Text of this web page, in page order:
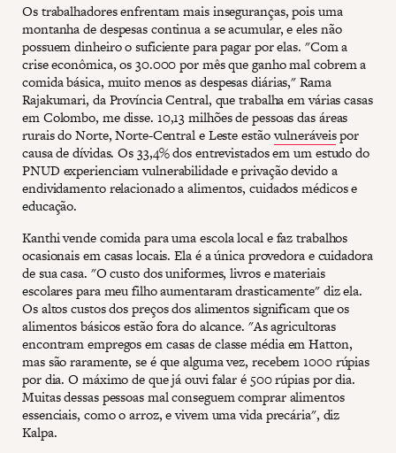
Os trabalhadores enfrentam mais inseguranças, pois uma
montanha de despesas continua a se acumular, e eles não
possuem dinheiro o suficiente para pagar por elas. "Com a
crise econômica, os 30.000 por mês que ganho mal cobrem a
comida básica, muito menos as despesas diárias," Rama
Rajakumari, da Província Central, que trabalha em várias casas
em Colombo, me disse. 10,13 milhões de pessoas das áreas
rurais do Norte, Norte-Central e Leste estãovulneráveispor
causa de dívidas. Os 33,4% dos entrevistados em um estudo do
PNUD experienciam vulnerabilidade e privação devido a
endividamento relacionado a alimentos, cuidados médicos e
educação.
Kanthi vende comida para uma escola local e faz trabalhos
ocasionais em casas locais. Ela é a única provedora e cuidadora
de sua casa. "O custo dos uniformes, livros e materiais
escolares para meu filho aumentaram drasticamente" diz ela.
Os altos custos dos preços dos alimentos significam que os
alimentos básicos estão fora do alcance. "As agricultoras
encontram empregos em casas de classe média em Hatton,
mas são raramente, se é que alguma vez, recebem 1000 rúpias
por dia. O máximo de que já ouvi falar é 500 rúpias por dia.
Muitas dessas pessoas mal conseguem comprar alimentos
essenciais, como o arroz, e vivem uma vida precária", diz
Kalpa.